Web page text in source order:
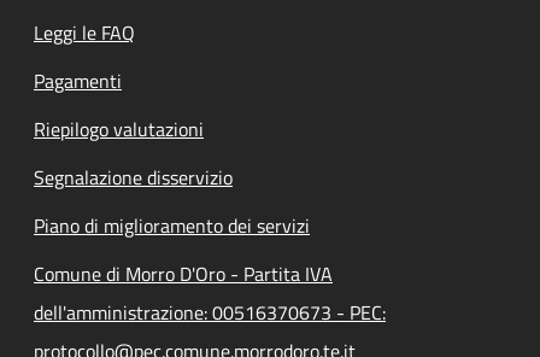
Leggi le FAQ
Pagamenti
Riepilogo valutazioni
Segnalazione disservizio
Piano di miglioramento dei servizi
Comune di Morro D'Oro - Partita IVA
dell'amministrazione: 00516370673 - PEC:
protocollo@pec.comune.morrodoro.te.it